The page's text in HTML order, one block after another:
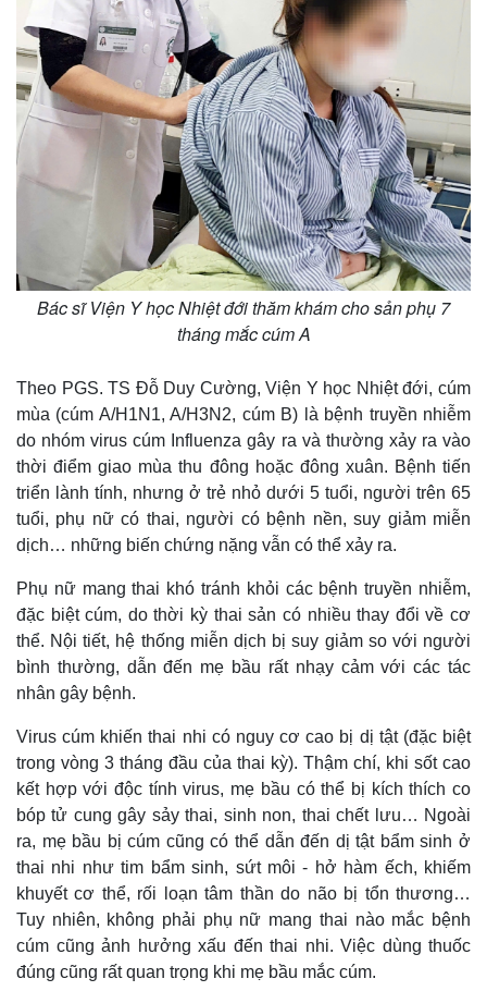
Thế giới
Quan sát
Cuộc sống đó đây
Hồ sơ
Multimedia
Video
Ảnh
Infographic
Bác sĩ Viện Y học Nhiệt đới thăm khám cho sản phụ 7
tháng mắc cúm A
Theo PGS. TS Đỗ Duy Cường, Viện Y học Nhiệt đới, cúm
mùa (cúm A/H1N1, A/H3N2, cúm B) là bệnh truyền nhiễm
do nhóm virus cúm Influenza gây ra và thường xảy ra vào
thời điểm giao mùa thu đông hoặc đông xuân. Bệnh tiến
triển lành tính, nhưng ở trẻ nhỏ dưới 5 tuổi, người trên 65
tuổi, phụ nữ có thai, người có bệnh nền, suy giảm miễn
dịch… những biến chứng nặng vẫn có thể xảy ra.
Phụ nữ mang thai khó tránh khỏi các bệnh truyền nhiễm,
đặc biệt cúm, do thời kỳ thai sản có nhiều thay đổi về cơ
thể. Nội tiết, hệ thống miễn dịch bị suy giảm so với người
bình thường, dẫn đến mẹ bầu rất nhạy cảm với các tác
nhân gây bệnh.
Virus cúm khiến thai nhi có nguy cơ cao bị dị tật (đặc biệt
trong vòng 3 tháng đầu của thai kỳ). Thậm chí, khi sốt cao
kết hợp với độc tính virus, mẹ bầu có thể bị kích thích co
bóp tử cung gây sảy thai, sinh non, thai chết lưu… Ngoài
ra, mẹ bầu bị cúm cũng có thể dẫn đến dị tật bẩm sinh ở
thai nhi như tim bẩm sinh, sứt môi - hở hàm ếch, khiếm
khuyết cơ thể, rối loạn tâm thần do não bị tổn thương…
Tuy nhiên, không phải phụ nữ mang thai nào mắc bệnh
cúm cũng ảnh hưởng xấu đến thai nhi. Việc dùng thuốc
đúng cũng rất quan trọng khi mẹ bầu mắc cúm.